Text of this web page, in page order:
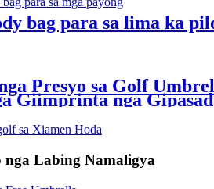
bag para sa lima ka
Presyo sa Golf
Giimprinta nga
Labing Namaligya